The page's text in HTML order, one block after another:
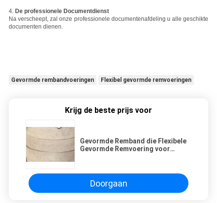
4. De professionele Documentdienst
Na verscheept, zal onze professionele documentenafdeling u alle geschikte
documenten dienen.
Gevormde rembandvoeringen Flexibel gevormde remvoeringen
Krijg de beste prijs voor
Gevormde Remband die Flexibele
Gevormde Remvoering voor
Doorgaan